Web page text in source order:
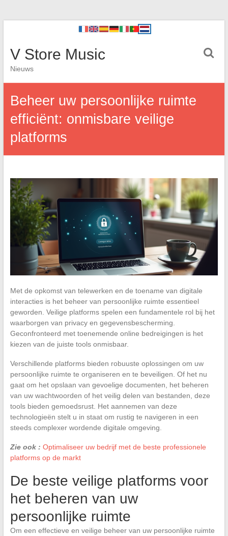
V Store Music
Nieuws
Beheer uw persoonlijke ruimte
efficiënt: onmisbare veilige
platforms
Met de opkomst van telewerken en de toename van digitale
interacties is het beheer van persoonlijke ruimte essentieel
geworden. Veilige platforms spelen een fundamentele rol bij het
waarborgen van privacy en gegevensbescherming.
Geconfronteerd met toenemende online bedreigingen is het
kiezen van de juiste tools onmisbaar.
Verschillende platforms bieden robuuste oplossingen om uw
persoonlijke ruimte te organiseren en te beveiligen. Of het nu
gaat om het opslaan van gevoelige documenten, het beheren
van uw wachtwoorden of het veilig delen van bestanden, deze
tools bieden gemoedsrust. Het aannemen van deze
technologieën stelt u in staat om rustig te navigeren in een
steeds complexer wordende digitale omgeving.
Zie ook : Optimaliseer uw bedrijf met de beste professionele
platforms op de markt
De beste veilige platforms voor
het beheren van uw
persoonlijke ruimte
Om een effectieve en veilige beheer van uw persoonlijke ruimte